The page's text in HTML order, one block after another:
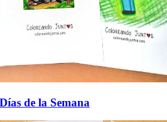
de la Semana